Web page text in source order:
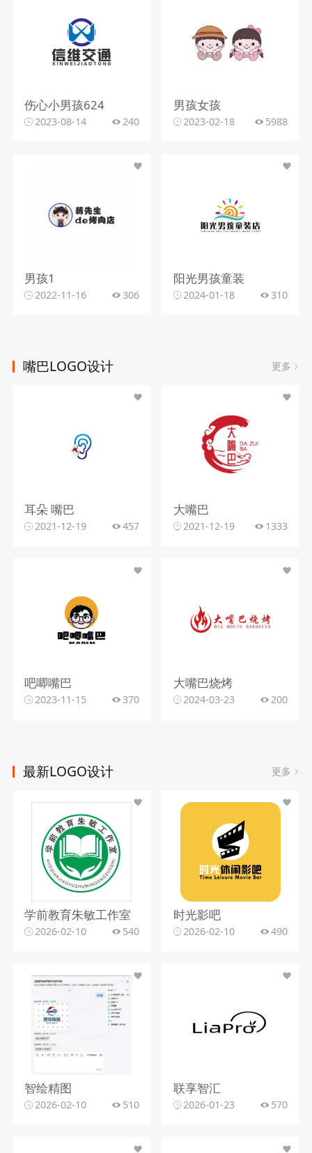
伤心小男孩624
2023-08-14 240
男孩女孩
2023-02-18 5988
男孩1
2022-11-16 306
阳光男孩童装
2024-01-18 310
嘴巴LOGO设计 更多
耳朵 嘴巴
2021-12-19 457
大嘴巴
2021-12-19 1333
吧唧嘴巴
2023-11-15 370
大嘴巴烧烤
2024-03-23 200
最新LOGO设计 更多
学前教育朱敏工作室
2026-02-10 540
时光影吧
2026-02-10 490
智绘精图
2026-02-10 510
联享智汇
2026-01-23 570